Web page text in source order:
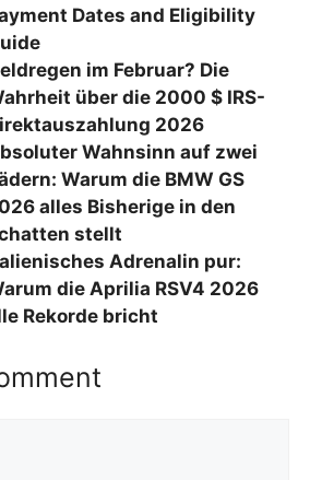
Dates and Eligibility
im Februar? Die
über die 2000 $ IRS-
2026
Wahnsinn auf zwei
Warum die BMW GS
alles Bisherige in den
stellt
Adrenalin pur:
die Aprilia RSV4 2026
Rekorde bricht